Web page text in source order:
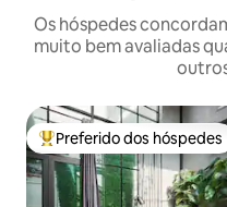
Os hóspedes
muito bem avaliadas
Entre os melhores
Preferido dos hóspedes